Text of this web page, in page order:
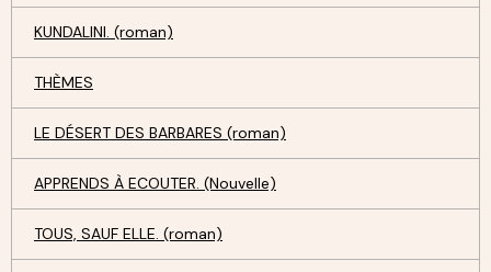
KUNDALINI. (roman)
THÈMES
LE DÉSERT DES BARBARES (roman)
APPRENDS À ECOUTER. (Nouvelle)
TOUS, SAUF ELLE. (roman)